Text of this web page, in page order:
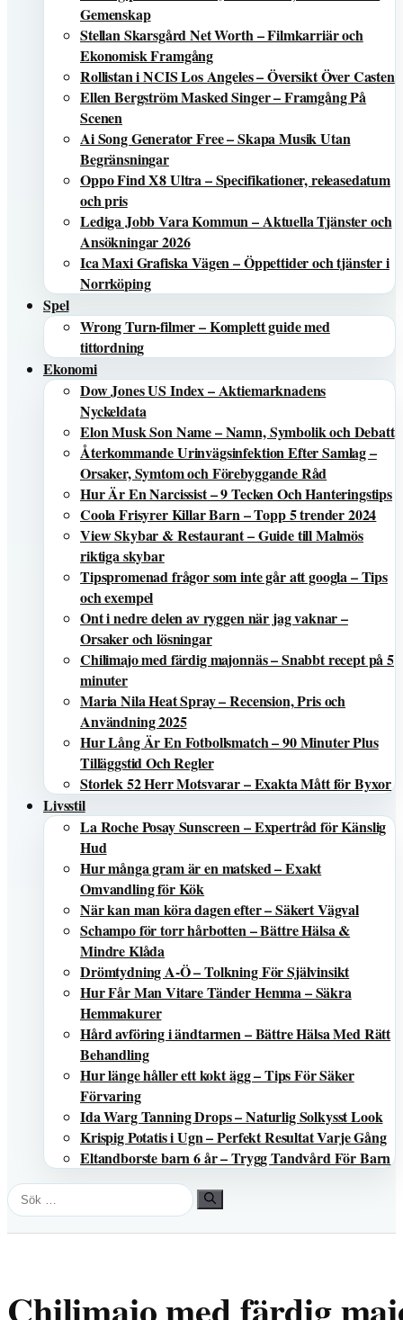
Gemenskap
Stellan Skarsgård Net Worth – Filmkarriär och
Ekonomisk Framgång
Rollistan i NCIS Los Angeles – Översikt Över Casten
Ellen Bergström Masked Singer – Framgång På
Scenen
Ai Song Generator Free – Skapa Musik Utan
Begränsningar
Oppo Find X8 Ultra – Specifikationer, releasedatum
och pris
Lediga Jobb Vara Kommun – Aktuella Tjänster och
Ansökningar 2026
Ica Maxi Grafiska Vägen – Öppettider och tjänster i
Norrköping
Spel
Wrong Turn-filmer – Komplett guide med
tittordning
Ekonomi
Dow Jones US Index – Aktiemarknadens
Nyckeldata
Elon Musk Son Name – Namn, Symbolik och Debatt
Återkommande Urinvägsinfektion Efter Samlag –
Orsaker, Symtom och Förebyggande Råd
Hur Är En Narcissist – 9 Tecken Och Hanteringstips
Coola Frisyrer Killar Barn – Topp 5 trender 2024
View Skybar & Restaurant – Guide till Malmös
riktiga skybar
Tipspromenad frågor som inte går att googla – Tips
och exempel
Ont i nedre delen av ryggen när jag vaknar –
Orsaker och lösningar
Chilimajo med färdig majonnäs – Snabbt recept på 5
minuter
Maria Nila Heat Spray – Recension, Pris och
Användning 2025
Hur Lång Är En Fotbollsmatch – 90 Minuter Plus
Tilläggstid Och Regler
Storlek 52 Herr Motsvarar – Exakta Mått för Byxor
Livsstil
La Roche Posay Sunscreen – Expertråd för Känslig
Hud
Hur många gram är en matsked – Exakt
Omvandling för Kök
När kan man köra dagen efter – Säkert Vägval
Schampo för torr hårbotten – Bättre Hälsa &
Mindre Klåda
Drömtydning A-Ö – Tolkning För Självinsikt
Hur Får Man Vitare Tänder Hemma – Säkra
Hemmakurer
Hård avföring i ändtarmen – Bättre Hälsa Med Rätt
Behandling
Hur länge håller ett kokt ägg – Tips För Säker
Förvaring
Ida Warg Tanning Drops – Naturlig Solkysst Look
Krispig Potatis i Ugn – Perfekt Resultat Varje Gång
Eltandborste barn 6 år – Trygg Tandvård För Barn
Sök
efter: